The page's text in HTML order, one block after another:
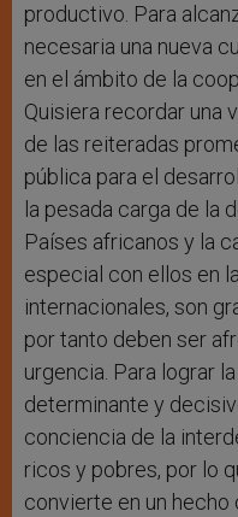
productivo. Para
necesaria una nueva
en el ámbito de la
Quisiera recordar una
de las reiteradas
pública para el
la pesada carga de la
Países africanos y la
especial con ellos en
internacionales, son
por tanto deben ser
urgencia. Para lograr
determinante y
conciencia de la
ricos y pobres, por lo
convierte en un hecho